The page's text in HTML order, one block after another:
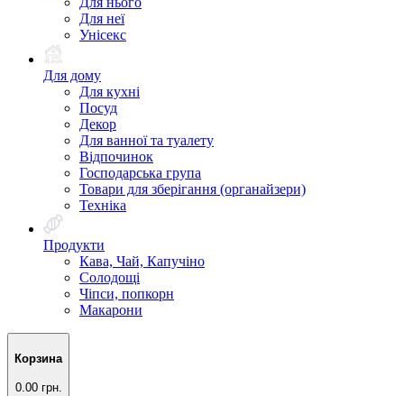
Для неї
Унісекс
Для дому
Для кухні
Посуд
Декор
Для ванної та туалету
Відпочинок
Господарська група
Товари для зберігання (органайзери)
Техніка
Продукти
Кава, Чай, Капучіно
Солодощі
Чіпси, попкорн
Макарони
Корзина
0.00 грн.